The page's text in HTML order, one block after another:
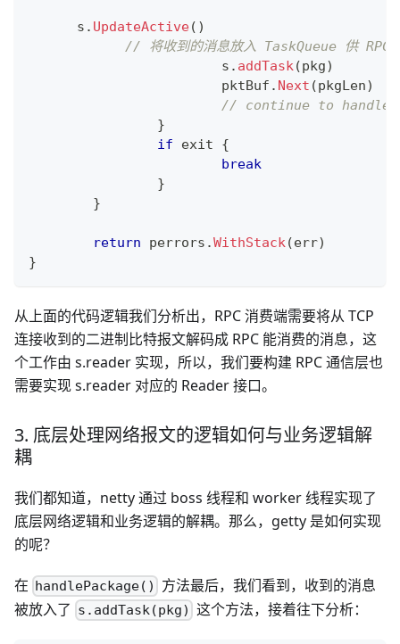
      s
. UpdateActive( )
// 将收到的消息放入 TaskQueue 供 RPC
			s
. addTask (pkg)
			pktBuf
. Next (pkgLen)
// continue to handle
}
if exit {
break
}
}
return perrors .WithStack (err)
}
从上面的代码逻辑我们分析出，RPC 消费端需要将从 TCP
连接收到的二进制比特报文解码成 RPC 能消费的消息，这
个工作由 s.reader 实现，所以，我们要构建 RPC 通信层也
需要实现 s.reader 对应的 Reader 接口。
3. 底层处理网络报文的逻辑如何与业务逻辑解
耦
我们都知道，netty 通过 boss 线程和 worker 线程实现了
底层网络逻辑和业务逻辑的解耦。那么，getty 是如何实现
的呢？
在 handlePackage()
方法最后，我们看到，收到的消息
被放入了 s.addTask(pkg) 这个方法，接着往下分析：